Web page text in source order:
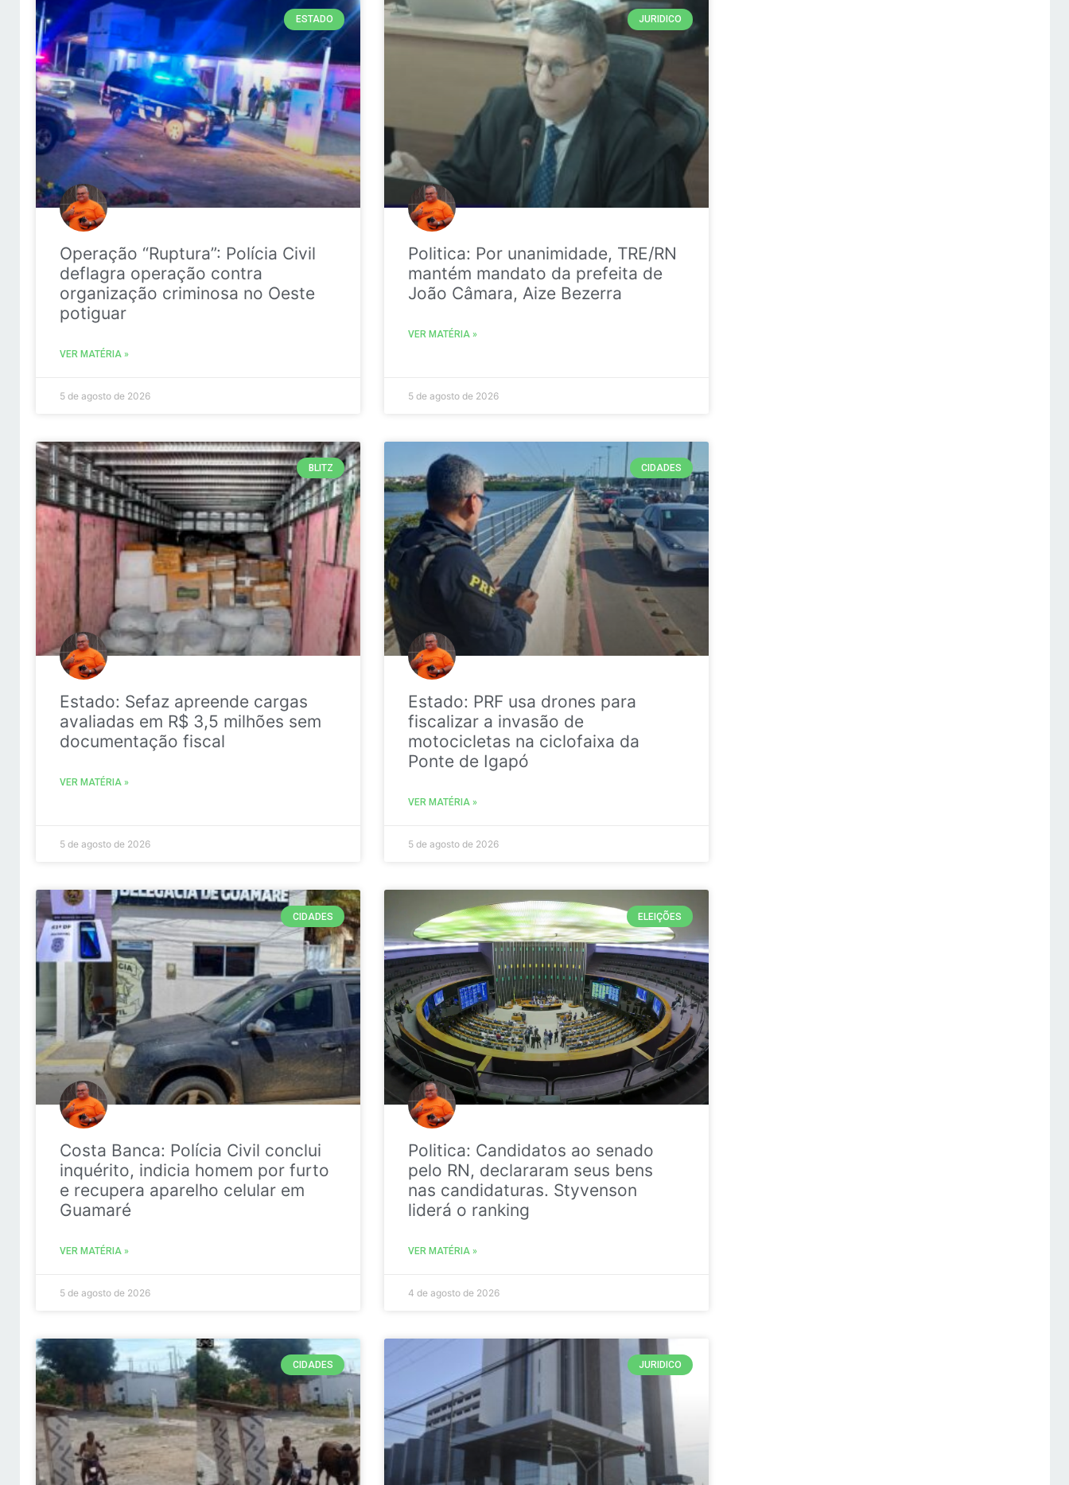
ESTADO
Operação “Ruptura”: Polícia Civil
deflagra operação contra
organização criminosa no Oeste
potiguar
VER MATÉRIA »
5 de agosto de 2026
JURIDICO
Politica: Por unanimidade, TRE/RN
mantém mandato da prefeita de
João Câmara, Aize Bezerra
VER MATÉRIA »
5 de agosto de 2026
BLITZ
Estado: Sefaz apreende cargas
avaliadas em R$ 3,5 milhões sem
documentação fiscal
VER MATÉRIA »
5 de agosto de 2026
CIDADES
Estado: PRF usa drones para
fiscalizar a invasão de
motocicletas na ciclofaixa da
Ponte de Igapó
VER MATÉRIA »
5 de agosto de 2026
CIDADES
Costa Banca: Polícia Civil conclui
inquérito, indicia homem por furto
e recupera aparelho celular em
Guamaré
VER MATÉRIA »
5 de agosto de 2026
ELEIÇÕES
Politica: Candidatos ao senado
pelo RN, declararam seus bens
nas candidaturas. Styvenson
liderá o ranking
VER MATÉRIA »
4 de agosto de 2026
CIDADES JURIDICO